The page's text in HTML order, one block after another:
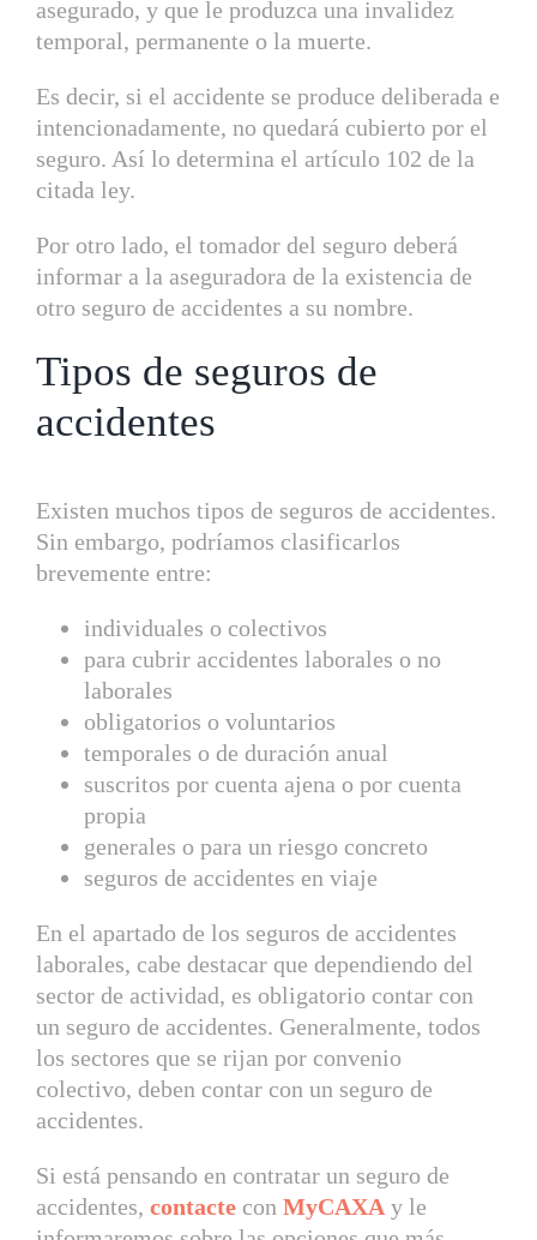
asegurado, y que le produzca una invalidez
temporal, permanente o la muerte.
Es decir, si el accidente se produce deliberada e
intencionadamente, no quedará cubierto por el
seguro. Así lo determina el artículo 102 de la
citada ley.
Por otro lado, el tomador del seguro deberá
informar a la aseguradora de la existencia de
otro seguro de accidentes a su nombre.
Tipos de seguros de
accidentes
Existen muchos tipos de seguros de accidentes.
Sin embargo, podríamos clasificarlos
brevemente entre:
individuales o colectivos
para cubrir accidentes laborales o no
laborales
obligatorios o voluntarios
temporales o de duración anual
suscritos por cuenta ajena o por cuenta
propia
generales o para un riesgo concreto
seguros de accidentes en viaje
En el apartado de los seguros de accidentes
laborales, cabe destacar que dependiendo del
sector de actividad, es obligatorio contar con
un seguro de accidentes. Generalmente, todos
los sectores que se rijan por convenio
colectivo, deben contar con un seguro de
accidentes.
Si está pensando en contratar un seguro de
accidentes, contacte con MyCAXA y le